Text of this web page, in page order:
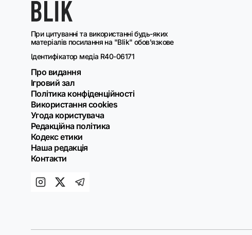
При цитуванні та використанні будь-яких
матеріалів посилання на "Blik" обов'язкове
Ідентифікатор медіа R40-06171
Про видання
Ігровий зал
Політика конфіденційності
Використання cookies
Угода користувача
Редакційна політика
Кодекс етики
Наша редакція
Контакти